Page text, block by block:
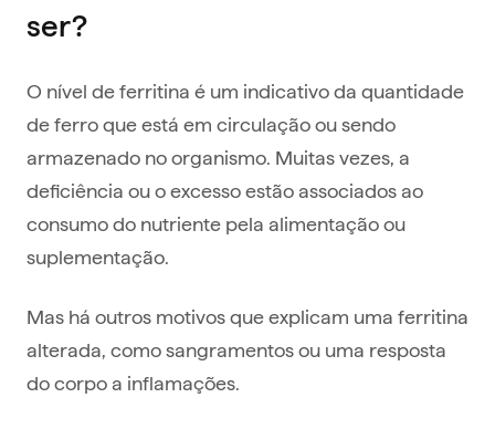
ser?
O nível de ferritina é um indicativo da quantidade
de ferro que está em circulação ou sendo
armazenado no organismo. Muitas vezes, a
deficiência ou o excesso estão associados ao
consumo do nutriente pela alimentação ou
suplementação.
Mas há outros motivos que explicam uma ferritina
alterada, como sangramentos ou uma resposta
do corpo a inflamações.